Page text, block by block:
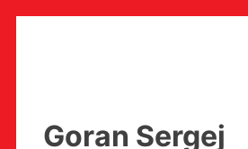
Goran Sergej